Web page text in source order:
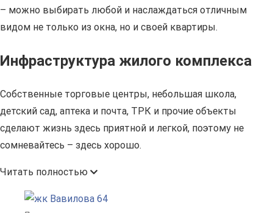
– можно выбирать любой и наслаждаться отличным
видом не только из окна, но и своей квартиры.
Инфраструктура жилого комплекса
Собственные торговые центры, небольшая школа,
детский сад, аптека и почта, ТРК и прочие объекты
сделают жизнь здесь приятной и легкой, поэтому не
сомневайтесь – здесь хорошо.
Читать полностью